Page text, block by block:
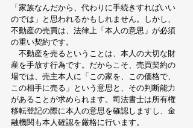
「家族なんだから、代わりに手続きすればいい
のでは」と思われるかもしれません。しかし、
不動産の売買は、法律上「本人の意思」が必須
の重い契約です。
不動産を売るということは、本人の大切な財
産を手放す行為です。だからこそ、売買契約の
場では、売主本人に「この家を、この価格で、
この相手に売る」という意思と、その判断能力
があることが求められます。司法書士は所有権
移転登記の際に本人の意思を確認しますし、金
融機関も本人確認を厳格に行います。